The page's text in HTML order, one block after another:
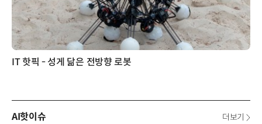
IT 핫픽 - 성게 닮은 전방향 로봇
AI핫이슈 더보기